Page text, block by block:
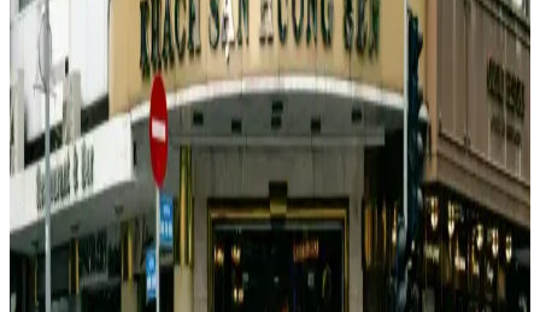
Wedze kadın montları, şıklık ve fonksiyonelliği bir araya getirerek
kış aylarında hem tarzınızı yansıtmanızı hem de sıcak kalmanızı
sağlar. Hafif, dayanıklı ve çeşitli tasarımlarla her tarza uygun
seçenekler sunar.
Yakasında Kürk Detaylı Kapitone Montlar: Kış
Aylarının Şıklık ve Konfor Simgesi
Kış aylarının vazgeçilmezi olan kürklü kapitone montlar, şıklık ve
sıcaklığı bir arada sunar. Modern tasarımlarla her tarza uygun
modelleriyle stilinizi tamamlar.